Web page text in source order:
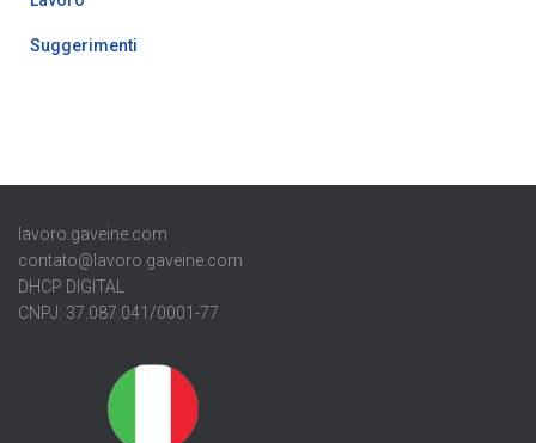
Suggerimenti
lavoro.gaveine.com
contato@lavoro.gaveine.com
DHCP DIGITAL
CNPJ: 37.087.041/0001-77